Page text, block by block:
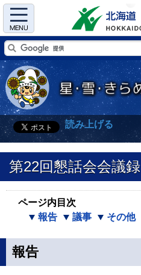
Menu
読み上げる
第22回懇話会会議録
ページ内目次
報告
議事 その他
報告